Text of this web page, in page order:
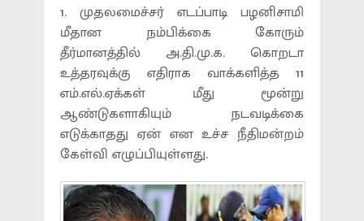
1. முதலமைச்சர் எடப்பாடி பழனிசாமி
மீதான நம்பிக்கை கோரும்
தீர்மானத்தில் அ.தி.மு.க. கொறடா
உத்தரவுக்கு எதிராக வாக்களித்த 11
எம்.எல்.ஏக்கள் மீது மூன்று
ஆண்டுகளாகியும் நடவடிக்கை
எடுக்காதது ஏன் என உச்ச நீதிமன்றம்
கேள்வி எழுப்பியுள்ளது.